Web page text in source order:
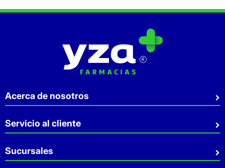
Acerca de nosotros
Quiénes somos
Sostenibilidad
Aviso de privacidad
Servicio al cliente
Preguntas Frecuentes
Contacto
Sucursales